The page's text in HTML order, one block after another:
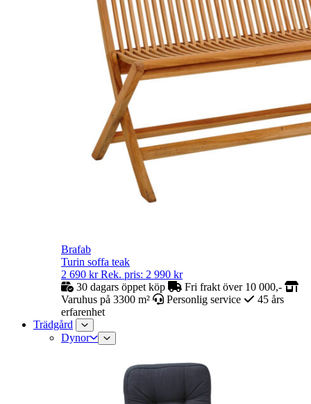
Brafab
Turin soffa teak
2 690 kr Rek. pris: 2 990 kr
30 dagars öppet köp
Fri frakt över 10 000,-
Varuhus på 3300 m²
Personlig service
45 års
erfarenhet
Trädgård
Dynor